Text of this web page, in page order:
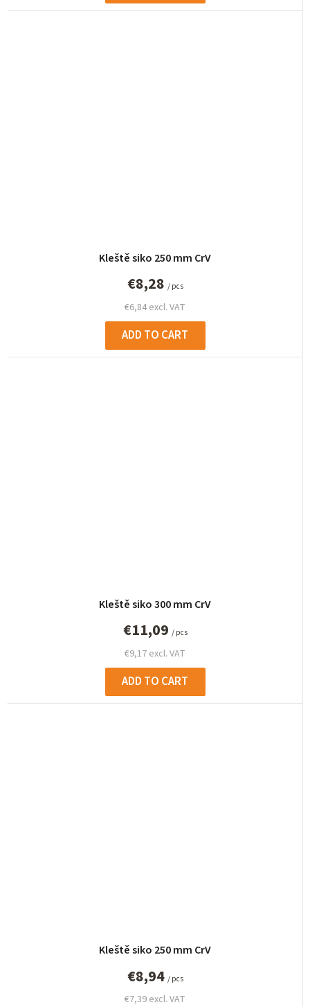
Kleště siko 250 mm CrV
€6,84 excl. VAT
€8,28 / pcs
ADD TO CART
Kleště siko 300 mm CrV
€9,17 excl. VAT
€11,09 / pcs
ADD TO CART
Kleště siko 250 mm CrV
€7,39 excl. VAT
€8,94 / pcs